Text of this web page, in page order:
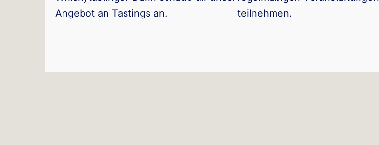
Angebot an Tastings an.
teilnehmen.